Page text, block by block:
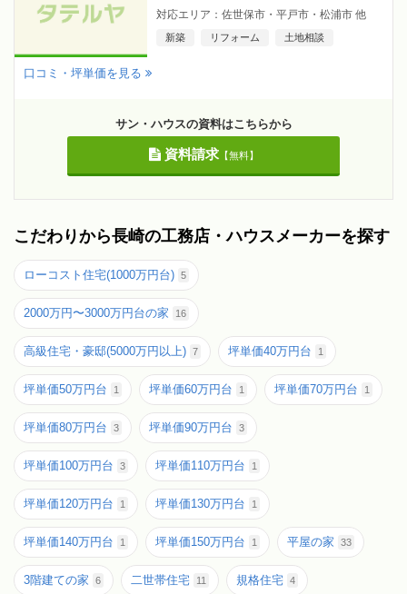
対応エリア：佐世保市・平戸市・松浦市 他
新築 リフォーム 土地相談
口コミ・坪単価を見る
サン・ハウスの資料はこちらから
資料請求【無料】
こだわりから長崎の工務店・ハウスメーカーを探す
ローコスト住宅(1000万円台) 5
2000万円〜3000万円台の家 16
高級住宅・豪邸(5000万円以上) 7 坪単価40万円台 1
坪単価50万円台 1 坪単価60万円台 1 坪単価70万円台 1
坪単価80万円台 3 坪単価90万円台 3
坪単価100万円台 3 坪単価110万円台 1
坪単価120万円台 1 坪単価130万円台 1
坪単価140万円台 1 坪単価150万円台 1 平屋の家 33
3階建ての家 6 二世帯住宅 11 規格住宅 4